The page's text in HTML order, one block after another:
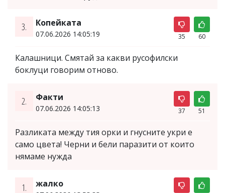
3. Копейката
07.06.2026 14:05:19 35 60
Калашници. Смятай за какви русофилски
боклуци говорим отново.
2. Факти
07.06.2026 14:05:13 37 51
Разликата между тия орки и гнусните укри е
само цвета! Черни и бели паразити от които
нямаме нужда
1. жалко